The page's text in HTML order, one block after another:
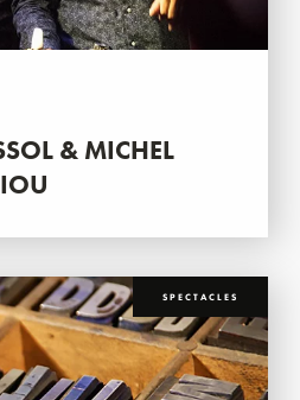
& MICHEL
SPECTACLES